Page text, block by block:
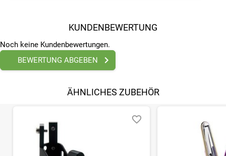
KUNDENBEWERTUNG
Noch keine Kundenbewertungen.
BEWERTUNG ABGEBEN
ÄHNLICHES ZUBEHÖR